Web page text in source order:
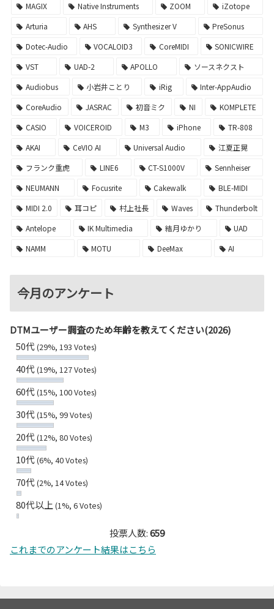
MAGIX
Native Instruments ZOOM
iZotope
Arturia
AHS Synthesizer V
PreSonus
Dotec-Audio
VOCALOID3 CoreMIDI
SONICWIRE
VST
UAD-2 APOLLO
ソースネクスト
Audiobus
小岩井ことり iRig
Inter-AppAudio
CoreAudio
JASRAC 初音ミク NI
KOMPLETE
CASIO
VOICEROID M3 iPhone
TR-808
AKAI
CeVIO AI Universal Audio
江夏正晃
フランク重虎
LINE6 CT-S1000V
Sennheiser
NEUMANN
Focusrite Cakewalk
BLE-MIDI
MIDI 2.0
耳コピ 村上社長 Waves
Thunderbolt
Antelope
IK Multimedia 結月ゆかり
UAD
NAMM
MOTU DeeMax AI
今月のアンケート
DTMユーザー調査のため年齢を教えてください(2026)
50代(29%, 193 Votes)
40代(19%, 127 Votes)
60代(15%, 100 Votes)
30代(15%, 99 Votes)
20代(12%, 80 Votes)
10代(6%, 40 Votes)
70代(2%, 14 Votes)
80代以上(1%, 6 Votes)
投票人数:659
これまでのアンケート結果はこちら